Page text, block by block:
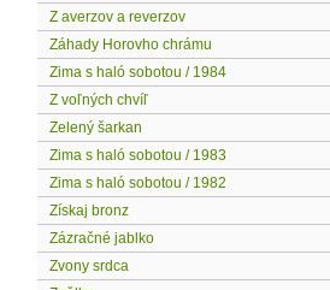
Z averzov a reverzov
Záhady Horovho chrámu
Zima s haló sobotou / 1984
Z voľných chvíľ
Zelený šarkan
Zima s haló sobotou / 1983
Zima s haló sobotou / 1982
Získaj bronz
Zázračné jablko
Zvony srdca